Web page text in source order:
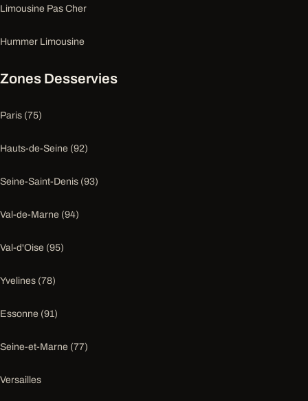
Limousine Pas Cher
Hummer Limousine
Zones Desservies
Paris (75)
Hauts-de-Seine (92)
Seine-Saint-Denis (93)
Val-de-Marne (94)
Val-d'Oise (95)
Yvelines (78)
Essonne (91)
Seine-et-Marne (77)
Versailles